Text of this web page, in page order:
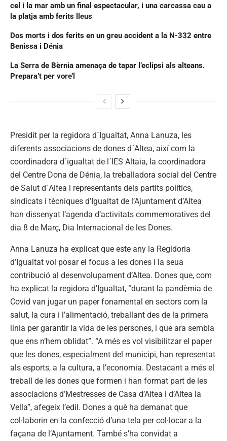
cel i la mar amb un final espectacular, i una carcassa cau a
la platja amb ferits lleus
Dos morts i dos ferits en un greu accident a la N-332 entre
Benissa i Dénia
La Serra de Bèrnia amenaça de tapar l’eclipsi als alteans.
Prepara’t per vore’l
Presidit per la regidora d´Igualtat, Anna Lanuza, les
diferents associacions de dones d´Altea, així com la
coordinadora d´igualtat de l´IES Altaia, la coordinadora
del Centre Dona de Dénia, la treballadora social del Centre
de Salut d´Altea i representants dels partits polítics,
sindicats i tècniques d’Igualtat de l’Ajuntament d’Altea
han dissenyat l’agenda d’activitats commemoratives del
dia 8 de Març, Dia Internacional de les Dones.
Anna Lanuza ha explicat que este any la Regidoria
d’Igualtat vol posar el focus a les dones i la seua
contribució al desenvolupament d’Altea. Dones que, com
ha explicat la regidora d’Igualtat, “durant la pandèmia de
Covid van jugar un paper fonamental en sectors com la
salut, la cura i l’alimentació, treballant des de la primera
línia per garantir la vida de les persones, i que ara sembla
que ens n’hem oblidat”. “A més es vol visibilitzar el paper
que les dones, especialment del municipi, han representat
als esports, a la cultura, a l’economia. Destacant a més el
treball de les dones que formen i han format part de les
associacions d’Mestresses de Casa d’Altea i d’Altea la
Vella”, afegeix l’edil. Dones a què ha demanat que
col·laborin en la confecció d’una tela per col·locar a la
façana de l’Ajuntament. També s’ha convidat a